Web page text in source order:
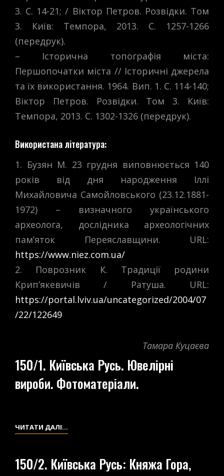
3. С. 14-21; / Віктор Петров. Розвідки. Том
3. Київ: Темпора, 2013. С. 1257-1266
(передрук).
– Історична топографія міста:
Першопочатки міста // Історичні джерела
та їх використання. 1964. Вип. 1. С. 114-140;
Віктор Петров. Розвідки. Том 3. Київ:
Темпора, 2013. С. 1302-1326 (передрук).
Використана література:
1. Бузян М. 23 грудня виповнюється 140
років від дня народження Іллі
Михайловича Самойловського (23.12.1881-
1972) – визначного українського
археолога, дослідника археологічних
пам’яток Переяславщини. URL:
https://www.niez.com.ua/
2. Поврозник К. Традиції родини
Крип’якевичів / Ратуша. URL:
https://portal.lviv.ua/uncategorized/2004/07
/22/122649
Тамара Куцаєва
150/1. Київська Русь. Ювелірні
вироби. Фотоматеріали.
ЧИТАТИ ДАЛІ…
ЮВЕЛІРНІ
150/2. Київська Русь: Княжа Гора,